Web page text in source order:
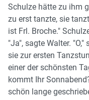
Schulze hätte zu ihm
zu erst tanzte, sie
ist Frl. Broche."
"Ja", sagte Walter.
sie zur ersten
einer der schönsten
kommt Ihr
schön lange